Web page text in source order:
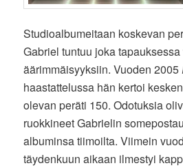
Studioalbumeitaan koskevan
Gabriel tuntuu joka
äärimmäisyyksiin. Vuoden 2005
haastattelussa hän kertoi
olevan peräti 150. Odotuksia
ruokkineet Gabrielin
albuminsa tiimoilta. Viimein
täydenkuun aikaan ilmestyi